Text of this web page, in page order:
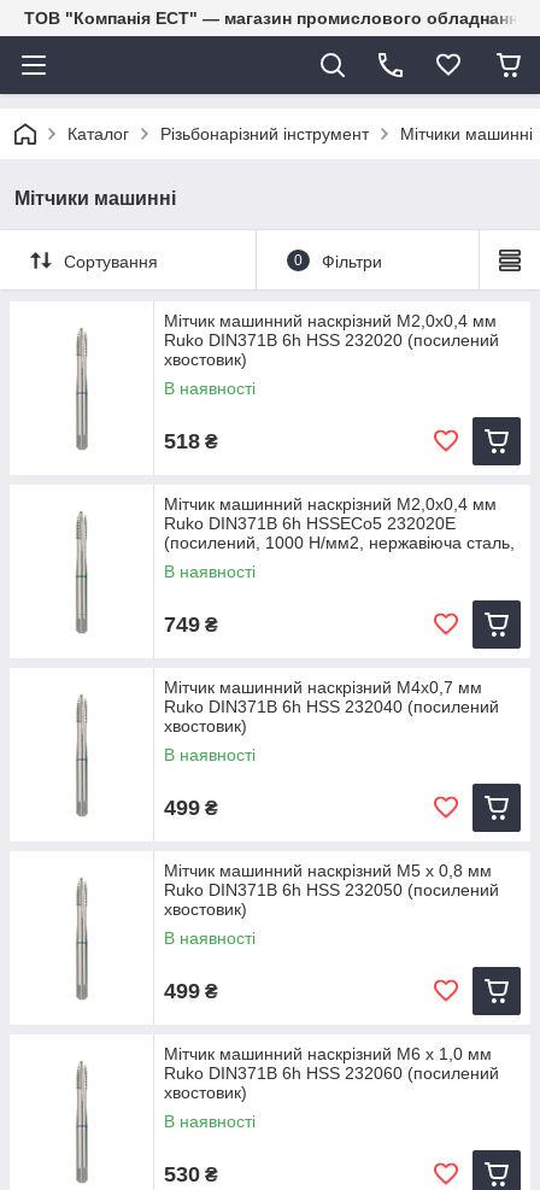
ТОВ "Компанія ЕСТ" — магазин промислового обладнання
Каталог Різьбонарізний інструмент Мітчики машинні
Мітчики машинні
Сортування 0 Фільтри
Мітчик машинний наскрізний M2,0х0,4 мм
Ruko DIN371B 6h HSS 232020 (посилений
хвостовик)
В наявності
518 ₴
Мітчик машинний наскрізний M2,0х0,4 мм
Ruko DIN371B 6h HSSECo5 232020E
(посилений, 1000 Н/мм2, нержавіюча сталь,
алюміній)
В наявності
749 ₴
Мітчик машинний наскрізний M4х0,7 мм
Ruko DIN371B 6h HSS 232040 (посилений
хвостовик)
В наявності
499 ₴
Мітчик машинний наскрізний M5 х 0,8 мм
Ruko DIN371B 6h HSS 232050 (посилений
хвостовик)
В наявності
499 ₴
Мітчик машинний наскрізний M6 х 1,0 мм
Ruko DIN371B 6h HSS 232060 (посилений
хвостовик)
В наявності
530 ₴